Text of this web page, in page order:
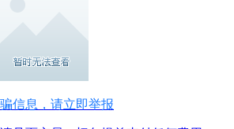
信息，请立即举报